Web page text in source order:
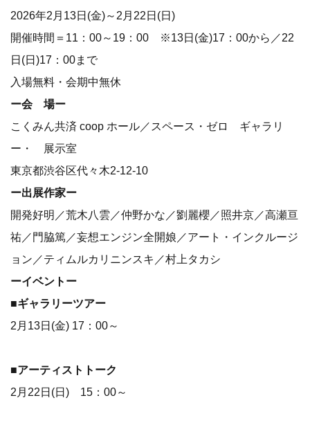
2026年2月13日(金)～2月22日(日)
開催時間＝11：00～19：00 ※13日(金)17：00から／22
日(日)17：00まで
入場無料・会期中無休
ー会 場ー
こくみん共済 coop ホール／スペース・ゼロ ギャラリ
ー・ 展示室
東京都渋谷区代々木2-12-10
ー出展作家ー
開発好明／荒木八雲／仲野かな／劉麗櫻／照井京／高瀬亘
祐／門脇篤／妄想エンジン全開娘／アート・インクルージ
ョン／ティムルカリニンスキ／村上タカシ
ーイベントー
■ギャラリーツアー
2月13日(金) 17：00～
■アーティストトーク
2月22日(日) 15：00～